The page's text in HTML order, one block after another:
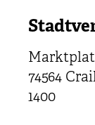
74564
1400